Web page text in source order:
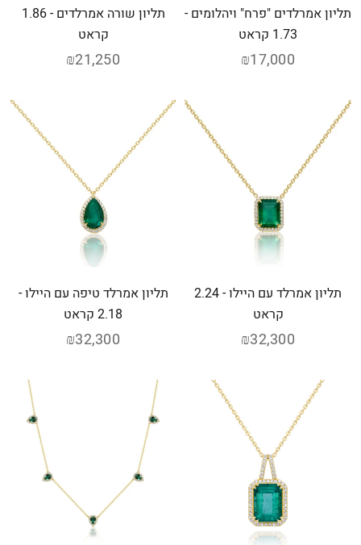
תליון אמרלדים "פרח" ויהלומים -
1.73 קראט
₪17,000
תליון שורה אמרלדים - 1.86
קראט
₪21,250
תליון אמרלד עם היילו - 2.24
קראט
₪32,300
תליון אמרלד טיפה עם היילו -
2.18 קראט
₪32,300